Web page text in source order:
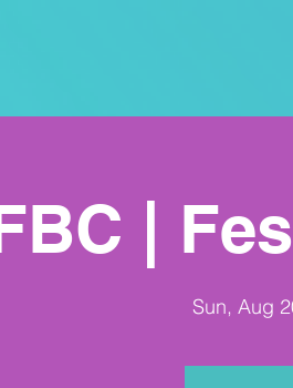
|
Sun, Aug